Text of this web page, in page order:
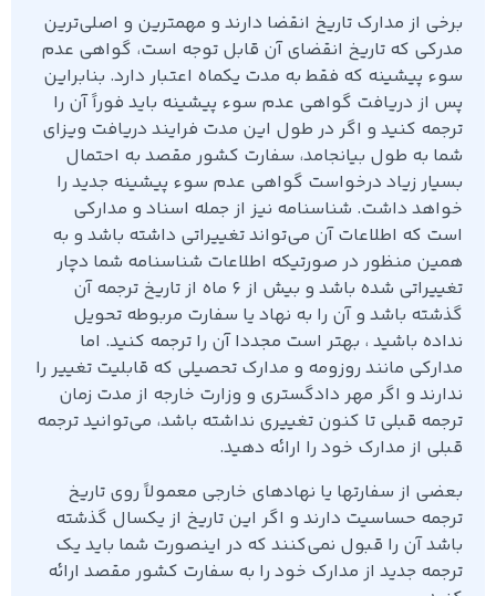
برخی از مدارک تاریخ انقضا دارند و مهمترین و اصلی‌ترین
مدرکی که تاریخ انقضای آن قابل توجه است، گواهی عدم
سوء پیشینه که فقط به مدت یکماه اعتبار دارد. بنابراین
پس از دریافت گواهی عدم سوء پیشینه باید فوراً آن را
ترجمه کنید و اگر در طول این مدت فرایند دریافت ویزای
شما به طول بیانجامد، سفارت کشور مقصد به احتمال
بسیار زیاد درخواست گواهی عدم سوء پیشینه جدید را
خواهد داشت. شناسنامه نیز از جمله اسناد و مدارکی
است که اطلاعات آن می‌تواند تغییراتی داشته باشد و به
همین منظور در صورتیکه اطلاعات شناسنامه شما دچار
تغییراتی شده باشد و بیش از ۶ ماه از تاریخ ترجمه آن
گذشته باشد و آن را به نهاد یا سفارت مربوطه تحویل
نداده باشید ، بهتر است مجددا آن را ترجمه کنید. اما
مدارکی مانند روزومه و مدارک تحصیلی که قابلیت تغییر را
ندارند و اگر مهر دادگستری و وزارت خارجه از مدت زمان
ترجمه قبلی تا کنون تغییری نداشته باشد، می‌توانید ترجمه
قبلی از مدارک خود را ارائه دهید.
بعضی از سفارتها یا نهادهای خارجی معمولاً روی تاریخ
ترجمه حساسیت دارند و اگر این تاریخ از یکسال گذشته
باشد آن را قبول نمی‌کنند که در اینصورت شما باید یک
ترجمه جد‌ید از مدارک خود را به سفارت کشور مقصد ارائه